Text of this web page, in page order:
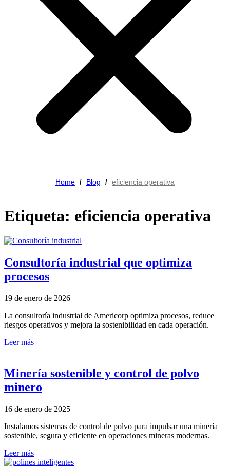
Home / Blog / eficiencia operativa
Etiqueta: eficiencia operativa
Consultoría industrial que optimiza
procesos
19 de enero de 2026
La consultoría industrial de Americorp optimiza procesos, reduce
riesgos operativos y mejora la sostenibilidad en cada operación.
Leer más
Minería sostenible y control de polvo
minero
16 de enero de 2025
Instalamos sistemas de control de polvo para impulsar una minería
sostenible, segura y eficiente en operaciones mineras modernas.
Leer más